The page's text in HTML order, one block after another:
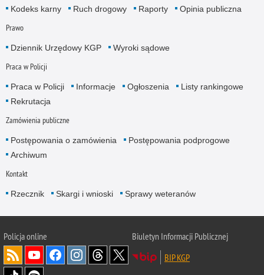
Kodeks karny
Ruch drogowy Raporty Opinia publiczna
Prawo
Dziennik Urzędowy KGP Wyroki sądowe
Praca w Policji
Praca w Policji Informacje Ogłoszenia
Listy rankingowe
Rekrutacja
Zamówienia publiczne
Postępowania o zamówienia
Postępowania podprogowe
Archiwum
Kontakt
Rzecznik Skargi i wnioski Sprawy weteranów
Policjaonline
Biuletyn Informacji Publicznej
BIP KGP